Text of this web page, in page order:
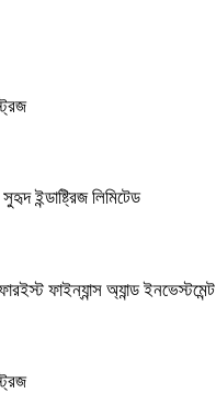
ইন্ডাষ্ট্রিজ লিমিটেড
ফাইন্যান্স অ্যান্ড ইনভেস্টমেন্ট